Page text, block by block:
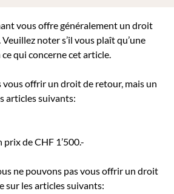
vous offre généralement un droit
noter s’il vous plaît qu’une
qui concerne cet article.
vous offrir un droit de retour, mais un
articles suivants:
de CHF 1’500.-
ne pouvons pas vous offrir un droit
sur les articles suivants: